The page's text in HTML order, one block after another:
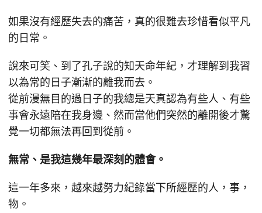
如果沒有經歷失去的痛苦，真的很難去珍惜看似平凡
的日常。
說來可笑、到了孔子說的知天命年紀，才理解到我習
以為常的日子漸漸的離我而去。
從前漫無目的過日子的我總是天真認為有些人、有些
事會永遠陪在我身邊、然而當他們突然的離開後才驚
覺一切都無法再回到從前。
無常、是我這幾年最深刻的體會。
這一年多來，越來越努力紀錄當下所經歷的人，事，
物。